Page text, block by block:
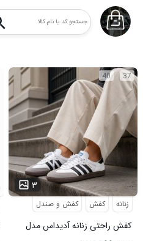
37
40
۳ ...
زنانه کفش کفش و صندل
کفش راحتی زنانه آدیداس مدل